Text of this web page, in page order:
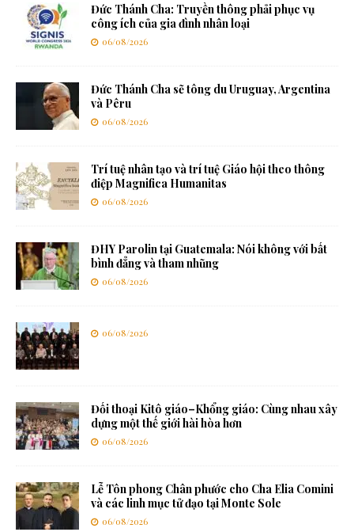
Đức Thánh Cha: Truyền thông phải phục vụ
công ích của gia đình nhân loại
06/08/2026
Đức Thánh Cha sẽ tông du Uruguay, Argentina
và Pêru
06/08/2026
Trí tuệ nhân tạo và trí tuệ Giáo hội theo thông
điệp Magnifica Humanitas
06/08/2026
ĐHY Parolin tại Guatemala: Nói không với bất
bình đẳng và tham nhũng
06/08/2026
06/08/2026
Đối thoại Kitô giáo–Khổng giáo: Cùng nhau xây
dựng một thế giới hài hòa hơn
06/08/2026
Lễ Tôn phong Chân phước cho Cha Elia Comini
và các linh mục tử đạo tại Monte Sole
06/08/2026